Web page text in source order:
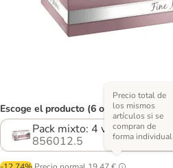
Escoge el producto (6 opciones)
Pack mixto: 4 variedades
856012.5
Precio total de
los mismos
artículos si se
compran de
forma individual